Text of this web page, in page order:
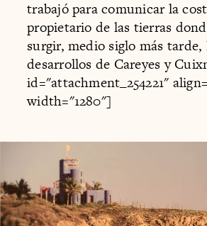
trabajó para comunicar la
propietario de las tierras
surgir, medio siglo más tarde,
desarrollos de Careyes y
id="attachment_254221"
width="1280"]